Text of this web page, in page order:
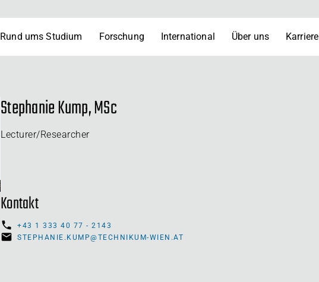
Rund ums Studium Forschung International Über uns Karriere
Stephanie Kump, MSc
Lecturer/Researcher
Kontakt
+43 1 333 40 77 - 2143
STEPHANIE.KUMP@TECHNIKUM-WIEN.AT